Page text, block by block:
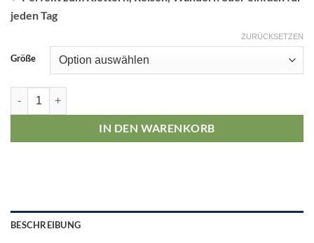
jeden Tag
Größe
ZURÜCKSETZEN
Einhorn Power Socken Menge
IN DEN WARENKORB
BESCHREIBUNG